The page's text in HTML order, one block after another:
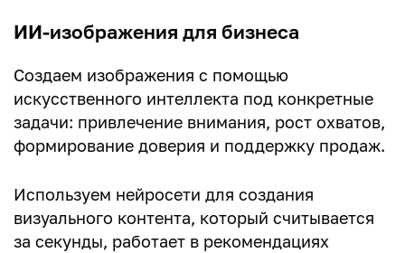
E-mail (будет скрыто)
Получать уведомления об ответах
ИИ-изображения для бизнеса
Создаем изображения с помощью
искусственного интеллекта под конкретные
задачи: привлечение внимания, рост охватов,
формирование доверия и поддержку продаж.
Используем нейросети для создания
визуального контента, который считывается
за секунды, работает в рекомендациях